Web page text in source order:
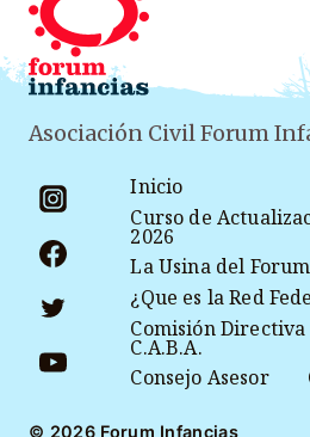
Asociación Civil Forum
Inicio
Curso de
2026
La Usina del Forum
¿Que es la Red
Comisión
C.A.B.A.
Consejo Asesor
© 2026 Forum Infancias